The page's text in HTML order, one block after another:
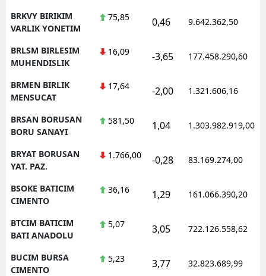
BRKVY BIRIKIM
VARLIK YONETIM
75,85 0,46 9.642.362,50
BRLSM BIRLESIM
MUHENDISLIK
16,09 -3,65 177.458.290,60
BRMEN BIRLIK
MENSUCAT
17,64 -2,00 1.321.606,16
BRSAN BORUSAN
BORU SANAYI
581,50 1,04 1.303.982.919,00
BRYAT BORUSAN
YAT. PAZ.
1.766,00 -0,28 83.169.274,00
BSOKE BATICIM
CIMENTO
36,16 1,29 161.066.390,20
BTCIM BATICIM
BATI ANADOLU
5,07 3,05 722.126.558,62
BUCIM BURSA
CIMENTO
5,23 3,77 32.823.689,99